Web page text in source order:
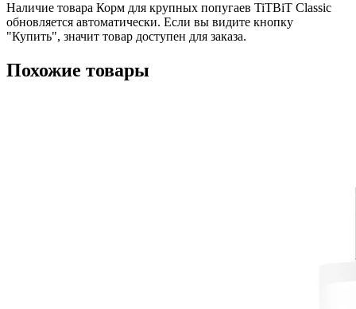
Наличие товара Корм для крупных попугаев TiTBiT Classic
обновляется автоматически. Если вы видите кнопку
"Купить", значит товар доступен для заказа.
Похожие товары